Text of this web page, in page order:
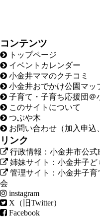
コンテンツ
トップページ
イベントカレンダー
小金井ママのクチコミ
小金井おでかけ公園マッ
子育て・子育ち応援団＠
このサイトについて
つぶや木
お問い合わせ（加入申込
リンク
行政情報：小金井市公式
姉妹サイト：小金井子ど
管理サイト：小金井子
会
instagram
X（旧Twitter）
Facebook